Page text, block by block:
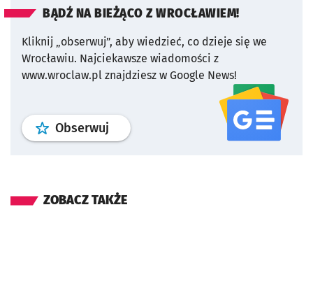
BĄDŹ NA BIEŻĄCO Z WROCŁAWIEM!
Kliknij „obserwuj”, aby wiedzieć, co dzieje się we
Wrocławiu. Najciekawsze wiadomości z
www.wroclaw.pl znajdziesz w Google News!
Obserwuj profil serwisu
ZOBACZ TAKŻE